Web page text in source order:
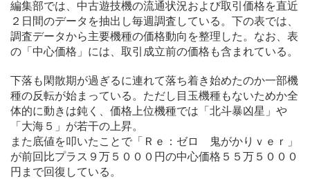
編集部では、中古遊技機の流通状況および取引価格を直近
２日間のデータを抽出し毎週調査している。下の表では、
調査データから主要機種の価格動向を整理した。なお、表
の「中心価格」には、取引成立前の価格も含まれている。
下落も閑散期が過ぎるに連れて落ち着き始めたのか一部機
種の反転が始まっている。ただし目玉機種もないためか全
体的に動きは鈍く、価格上位機種では「北斗暴凶星」や
「大海５」が若干の上昇。
また底値を叩いたことで「Ｒｅ：ゼロ 鬼がかりｖｅｒ」
が前回比プラス９万５０００円の中心価格５５万５０００
円まで回復している。